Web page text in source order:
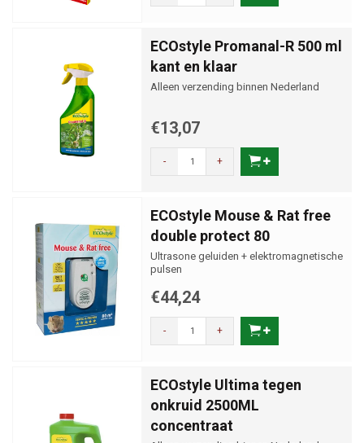
ECOstyle Promanal-R 500 ml
kant en klaar
Alleen verzending binnen Nederland
€13,07
- +
ECOstyle Mouse & Rat free
double protect 80
Ultrasone geluiden + elektromagnetische
pulsen
€44,24
- +
ECOstyle Ultima tegen
onkruid 2500ML
concentraat